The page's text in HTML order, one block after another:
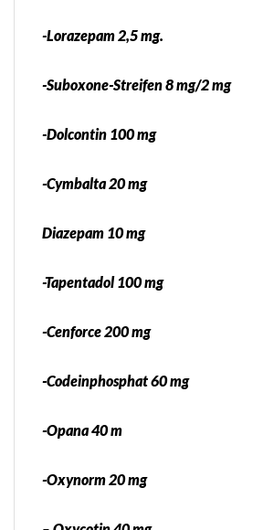
-Lorazepam 2,5 mg.
-Suboxone-Streifen 8 mg/2 mg
-Dolcontin 100 mg
-Cymbalta 20 mg
Diazepam 10 mg
-Tapentadol 100 mg
-Cenforce 200 mg
-Codeinphosphat 60 mg
-Opana 40 m
-Oxynorm 20 mg